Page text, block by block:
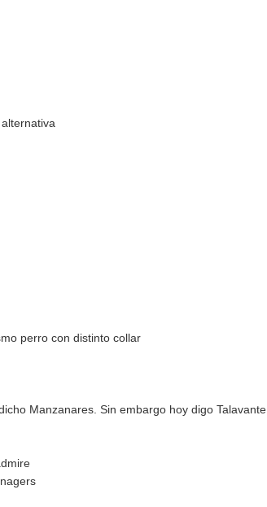
perro con distinto collar
Manzanares. Sin embargo hoy digo Talavante